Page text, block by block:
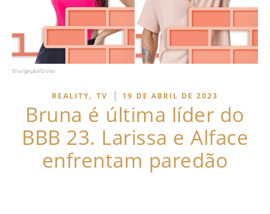
Divulgação/Globo
REALITY, TV | 19 DE ABRIL DE 2023
Bruna é última líder do
BBB 23. Larissa e Alface
enfrentam paredão